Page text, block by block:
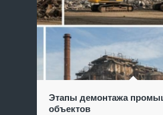
Этапы демонтажа
объектов